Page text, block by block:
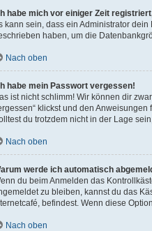
habe mich vor einiger Zeit
kann sein, dass ein Administrator
haben, um die
Nach oben
habe mein Passwort vergessen!
ist nicht schlimm! Wir können dir
klickst und den
du trotzdem nicht in der Lage
Nach oben
werde ich automatisch
du beim Anmelden das
zu bleiben, kannst du das
befindest. Wenn diese
Nach oben